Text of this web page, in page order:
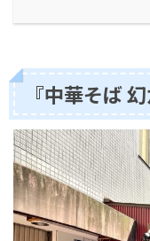
『中華そば